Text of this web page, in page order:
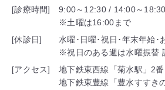
[診療時間]
9:00～12:30 / 14:00～18:30
※土曜は16:00まで
[休診日]
水曜･日曜･祝日･年末年始･
※祝日のある週は水曜振替
[アクセス]
地下鉄東西線「菊水駅」2
地下鉄東豊線「豊水すすき